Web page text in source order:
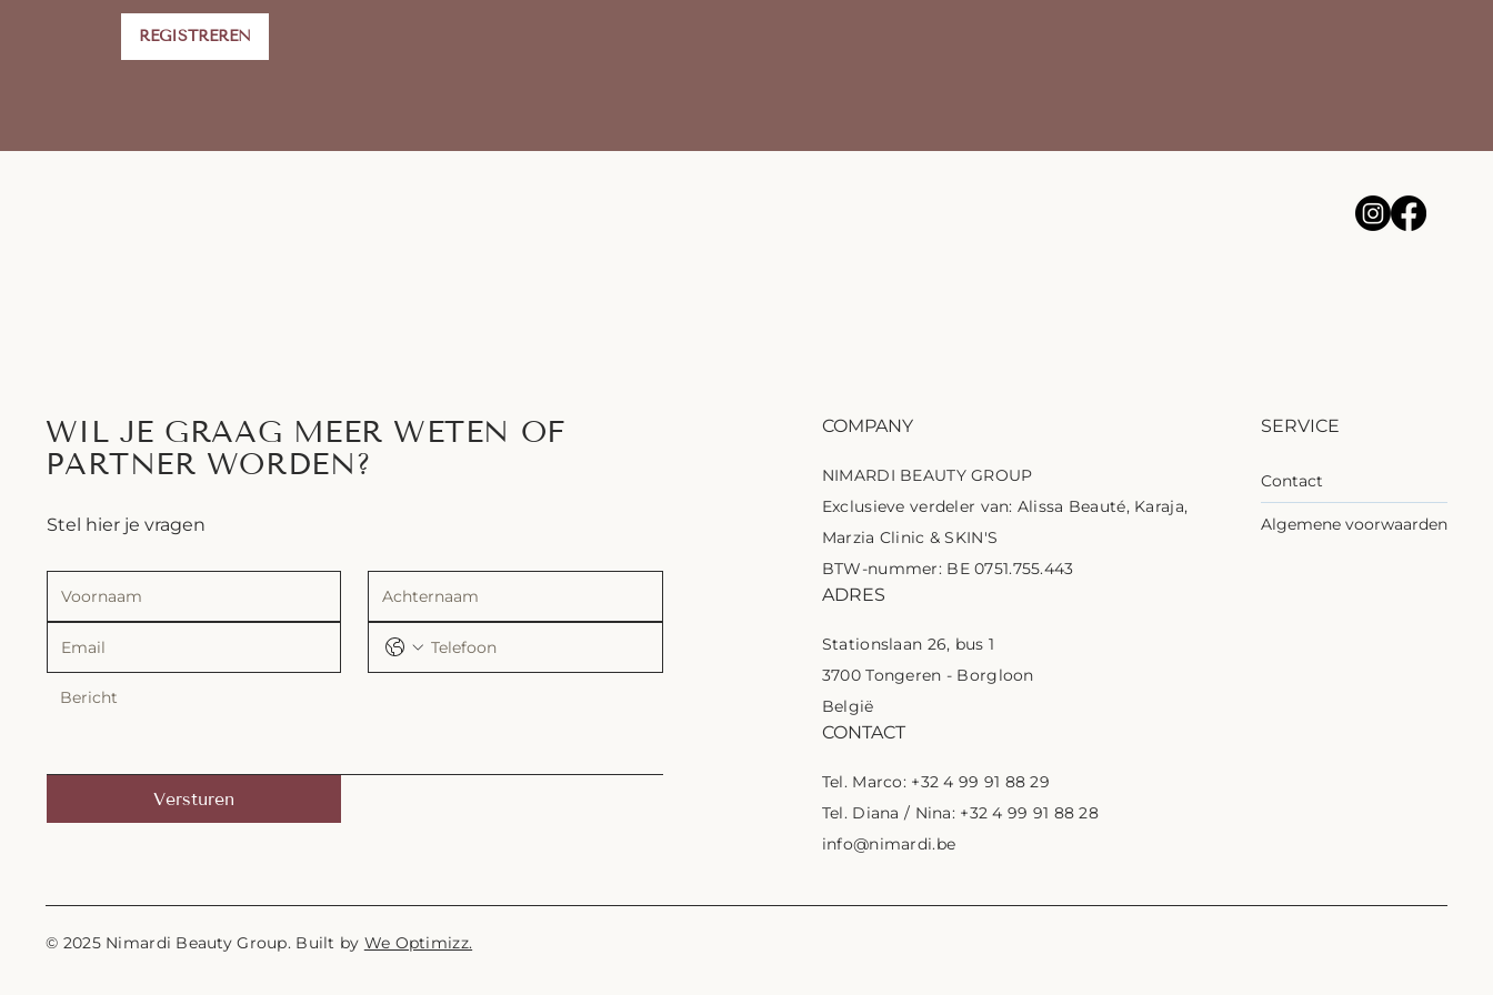
REGISTREREN
WIL JE GRAAG MEER WETEN OF
PARTNER WORDEN?
Stel hier je vragen
Versturen
© 2025 Nimardi Beauty Group. Built by We Optimizz.
SERVICE
Contact
Algemene voorwaarden
COMPANY
NIMARDI BEAUTY GROUP
Exclusieve verdeler van: Alissa Beauté, Karaja,
Marzia Clinic & SKIN'S
BTW-nummer: BE 0751.755.443
ADRES
Stationslaan 26, bus 1
3700 Tongeren - Borgloon
België
CONTACT
Tel. Marco: +32 4 99 91 88 29
Tel. Diana / Nina: +32 4 99 91 88 28
info@nimardi.be